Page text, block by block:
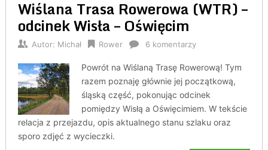
Wiślana Trasa Rowerowa (WTR) –
odcinek Wisła – Oświęcim
Autor: Michał Rower 6 komentarzy
Powrót na Wiślaną Trasę Rowerową! Tym
razem poznaję głównie jej początkową,
śląską część, pokonując odcinek
pomiędzy Wisłą a Oświęcimiem. W tekście
relacja z przejazdu, opis aktualnego stanu szlaku oraz
sporo zdjęć z wycieczki.